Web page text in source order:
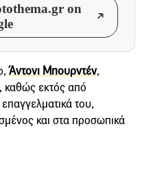
on
Άντονι Μπουρντέν,
καθώς εκτός από
του,
και στα προσωπικά